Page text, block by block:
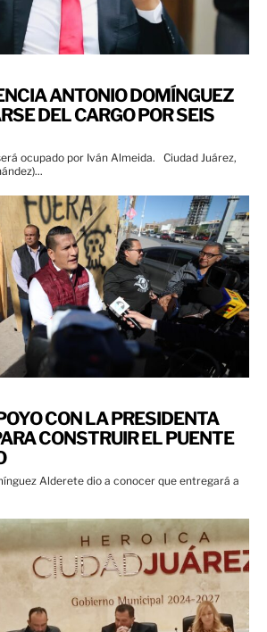
ANTONIO DOMÍNGUEZ
DEL CARGO POR SEIS
por Iván Almeida. Ciudad Juárez,
CON LA PRESIDENTA
CONSTRUIR EL PUENTE
Alderete dio a conocer que entregará a